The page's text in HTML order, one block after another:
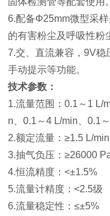
6.配备Φ25mm微型采
的有害粉尘及呼吸性粉
7.交、直流兼容，9V稳
手动提示等功能。
技术参数：
1.流量范围：0.1～1 L/
n、0.1～4 L/min、0.1
2.额定流量：≥1.5 L/
3.抽气负压：≥26000
4.恒流精度：<±1.5%
5.流量计精度：<2.5级
6.流量稳定性：≤±5%